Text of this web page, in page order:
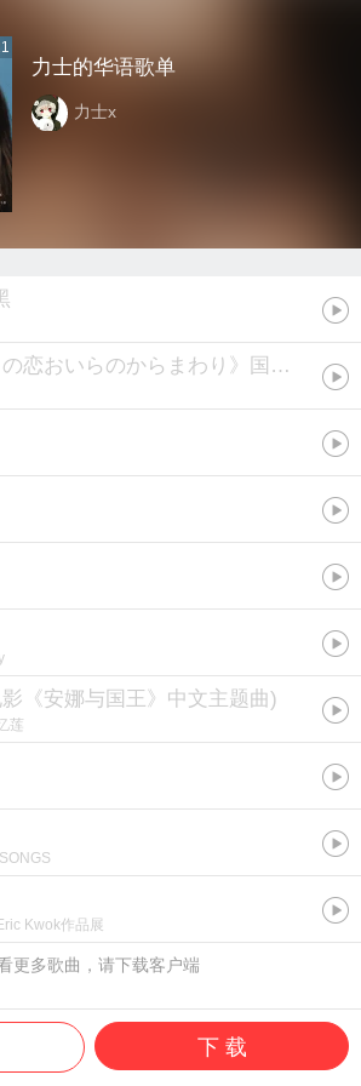
力士的华语歌单
力士x
の恋おいらのからまわり》国语版
《安娜与国王》中文主题曲)
莲
Kwok作品展
更多歌曲，请下载客户端
下 载